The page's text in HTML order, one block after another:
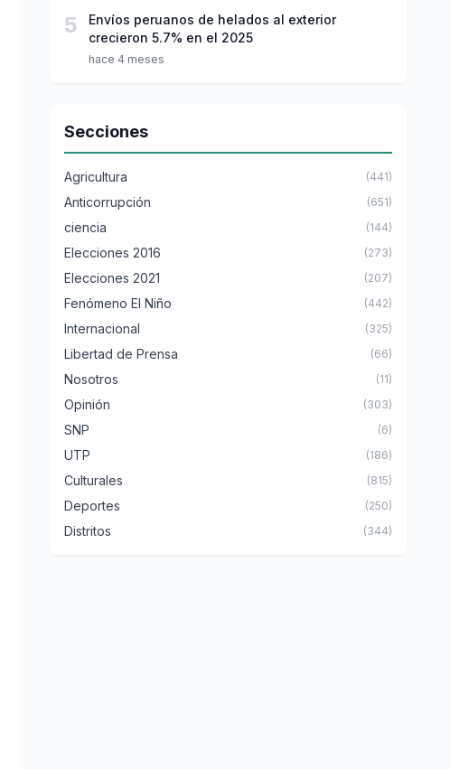
5
Envíos peruanos de helados al exterior
crecieron 5.7% en el 2025
hace 4 meses
Secciones
Agricultura (441)
Anticorrupción (651)
ciencia (144)
Elecciones 2016 (273)
Elecciones 2021 (207)
Fenómeno El Niño (442)
Internacional (325)
Libertad de Prensa (66)
Nosotros (11)
Opinión (303)
SNP (6)
UTP (186)
Culturales (815)
Deportes (250)
Distritos (344)